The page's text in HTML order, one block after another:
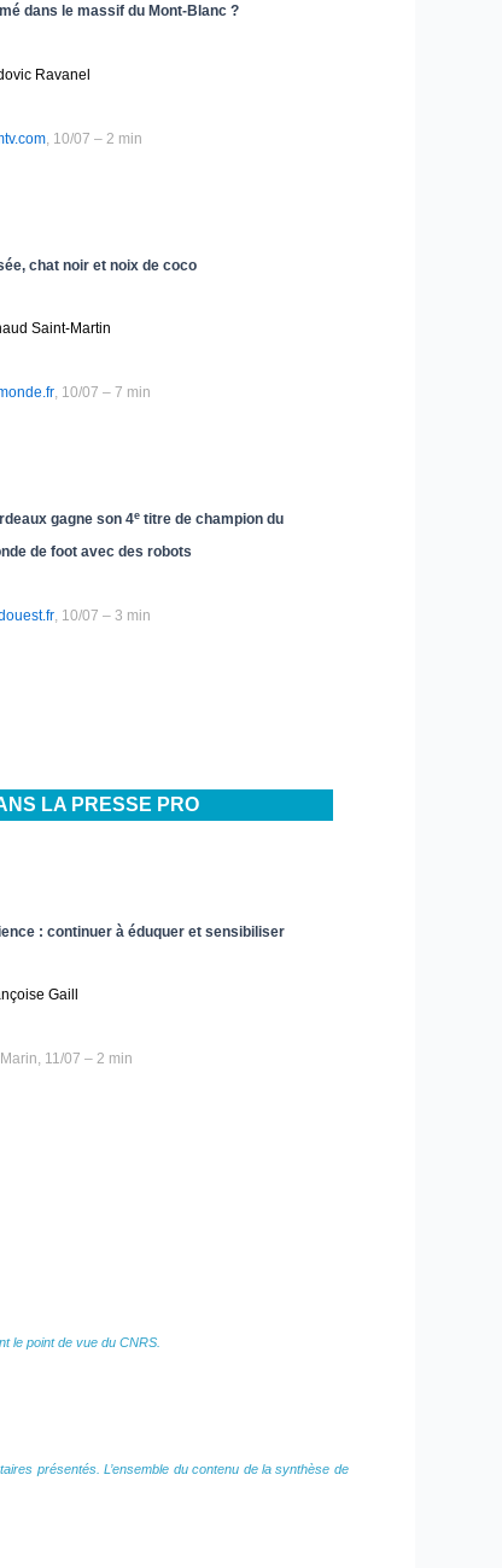
dans le massif du Mont-Blanc ?
Ravanel
, 10/07 – 2 min
chat noir et noix de coco
Saint-Martin
, 10/07 – 7 min
gagne son 4e titre de champion du
de foot avec des robots
, 10/07 – 3 min
LA PRESSE PRO
: continuer à éduquer et sensibiliser
Gaill
11/07 – 2 min
le point de vue du CNRS.
présentés. L’ensemble du contenu de la synthèse de